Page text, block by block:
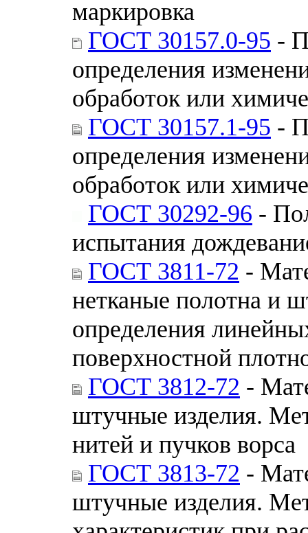
маркировка
ГОСТ 30157.0-95 -
определения
обработок или
ГОСТ 30157.1-95 -
определения
обработок или
ГОСТ 30292-96 -
испытания
ГОСТ 3811-72 -
нетканые полотна и
определения
поверхностной
ГОСТ 3812-72 -
штучные изделия.
нитей и пучков ворса
ГОСТ 3813-72 -
штучные изделия.